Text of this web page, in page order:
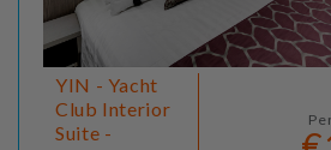
YIN - Yacht
Club Interior
Suite -